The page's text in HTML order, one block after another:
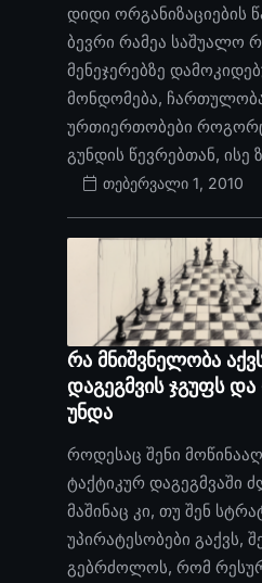
დიდი ორგანიზაციების
ბევრი რამეა საშუალო
მენეჯერებზე
მონდომება,
ურთიერთობები
გუნდის წევრებთან, ისე
თებერვალი 1, 2010
რა მნიშვნელობა
დაგეგმვის ჯგუფს
უნდა
როდესაც შენი
ტაქტიკურ დაგეგმვაში
მაშინაც კი, თუ შენ
უპირატესობები გაქვს,
გებრძოლოს, რომ